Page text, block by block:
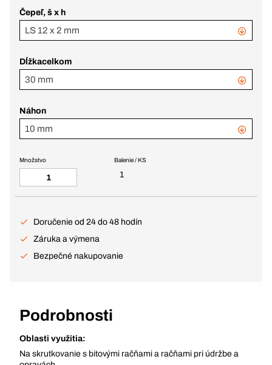
Čepeľ, š x h
LS 12 x 2 mm
Dĺžkacelkom
30 mm
Náhon
10 mm
Balenie / KS
1
Množstvo
Doručenie od 24 do 48 hodín
Záruka a výmena
Bezpečné nakupovanie
Podrobnosti
Oblasti využitia:
Na skrutkovanie s bitovými račňami a račňami pri údržbe a